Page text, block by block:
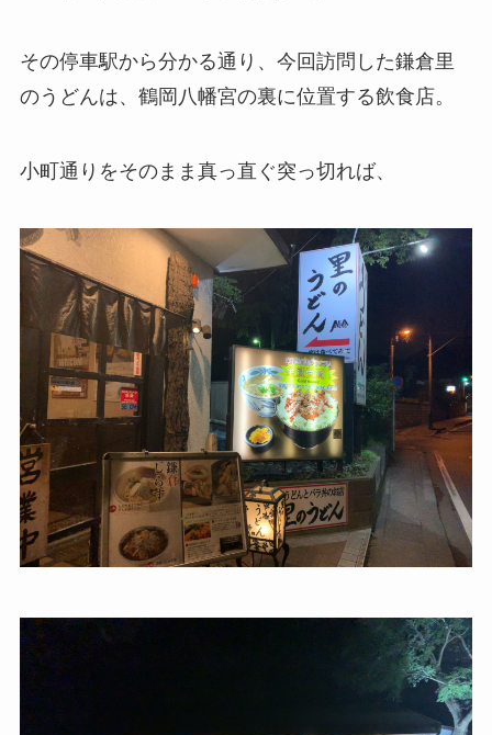
その停車駅から分かる通り、今回訪問した鎌倉里
のうどんは、鶴岡八幡宮の裏に位置する飲食店。
小町通りをそのまま真っ直ぐ突っ切れば、